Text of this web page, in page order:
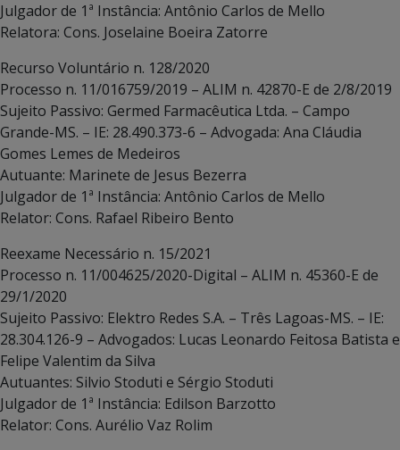
Julgador de 1ª Instância: Antônio Carlos de Mello
Relatora: Cons. Joselaine Boeira Zatorre
Recurso Voluntário n. 128/2020
Processo n. 11/016759/2019 – ALIM n. 42870-E de 2/8/2019
Sujeito Passivo: Germed Farmacêutica Ltda. – Campo
Grande-MS. – IE: 28.490.373-6 – Advogada: Ana Cláudia
Gomes Lemes de Medeiros
Autuante: Marinete de Jesus Bezerra
Julgador de 1ª Instância: Antônio Carlos de Mello
Relator: Cons. Rafael Ribeiro Bento
Reexame Necessário n. 15/2021
Processo n. 11/004625/2020-Digital – ALIM n. 45360-E de
29/1/2020
Sujeito Passivo: Elektro Redes S.A. – Três Lagoas-MS. – IE:
28.304.126-9 – Advogados: Lucas Leonardo Feitosa Batista e
Felipe Valentim da Silva
Autuantes: Silvio Stoduti e Sérgio Stoduti
Julgador de 1ª Instância: Edilson Barzotto
Relator: Cons. Aurélio Vaz Rolim